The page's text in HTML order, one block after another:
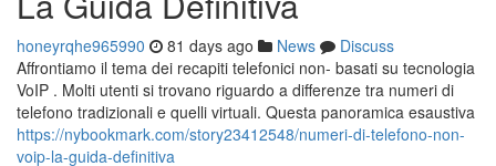
honeyrqhe965990 81 days ago News
Discuss
Affrontiamo il tema dei recapiti telefonici non- basati su tecnologia
VoIP . Molti utenti si trovano riguardo a differenze tra numeri di
telefono tradizionali e quelli virtuali. Questa panoramica esaustiva
https://nybookmark.com/story23412548/numeri-di-telefono-non-
voip-la-guida-definitiva